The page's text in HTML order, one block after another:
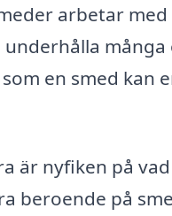
arbetar med
många
en smed kan
är nyfiken på
beroende på